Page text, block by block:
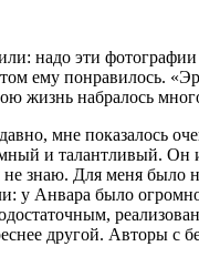
надо эти
ему понравилось.
жизнь набралось
мне показалось
и талантливый. Он
знаю. Для меня было
у Анвара было
другой. Авторы с